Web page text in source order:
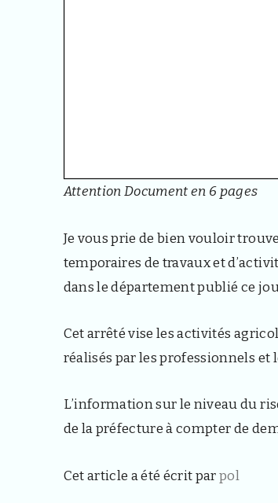
Attention Document en 6 pages
Je vous prie de bien vouloir
temporaires de travaux et
dans le département publié ce
Cet arrêté vise les activités
réalisés par les professionnels et
L’information sur le niveau du
de la préfecture à compter de
Cet article a été écrit parpol